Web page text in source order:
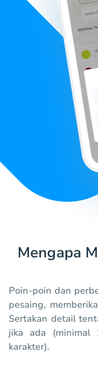
Mengapa
Poin-poin dan
pesaing,
Sertakan detail
jika ada (minimal
karakter).